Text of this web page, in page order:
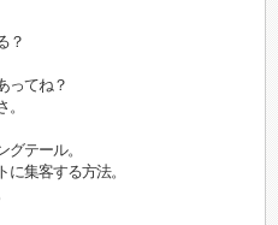
？
ってね？
テール。
集客する方法。